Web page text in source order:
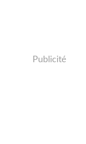
Publicité